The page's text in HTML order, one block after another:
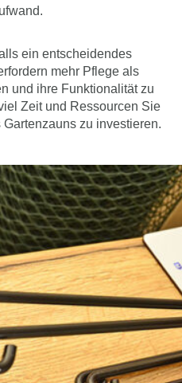
ein entscheidendes
mehr Pflege als
und ihre Funktionalität zu
Zeit und Ressourcen Sie
zu investieren.